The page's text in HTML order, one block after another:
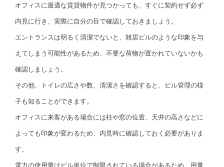
オフィスに最適な賃貸物件が見つかっても、すぐに契約せず必ず
内見に行き、実際に自分の目で確認しておきましょう。
エントランスは明るく清潔でないと、雑居ビルのような印象を与
えてしまう可能性があるため、不要な荷物が置かれていないかも
確認しましょう。
その他、トイレの広さや数、清潔さを確認すると、ビル管理の様
子も知ることができます。
オフィスに来客がある場合には柱や窓の位置、天井の高さなどに
よっても印象が変わるため、内見時に確認しておく必要がありま
す。
電力の使用量はビル単位で制限されている場合があるため、用量